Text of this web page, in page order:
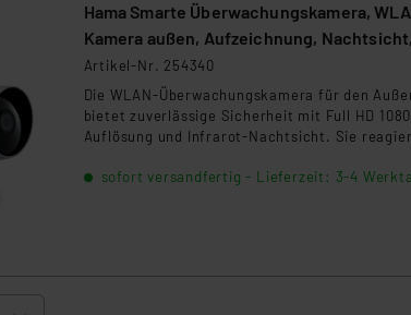
Hama Smarte Überwachungskamera,
Kamera außen, Aufzeichnung,
WS
Artikel-Nr. 254340
Die WLAN-Überwachungskamera für den
bietet zuverlässige Sicherheit mit Full HD
Auflösung und Infrarot-Nachtsicht. Sie
Benachrichtigungen. Mit Zwei-Wege-Audio und
sofort versandfertig - Lieferzeit: 3-4